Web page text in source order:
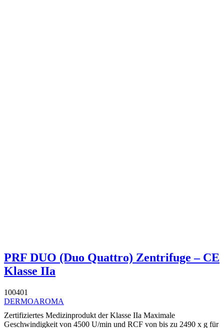
PRF DUO (Duo Quattro) Zentrifuge – CE
Klasse IIa
100401
DERMOAROMA
Zertifiziertes Medizinprodukt der Klasse IIa Maximale
Geschwindigkeit von 4500 U/min und RCF von bis zu 2490 x g für